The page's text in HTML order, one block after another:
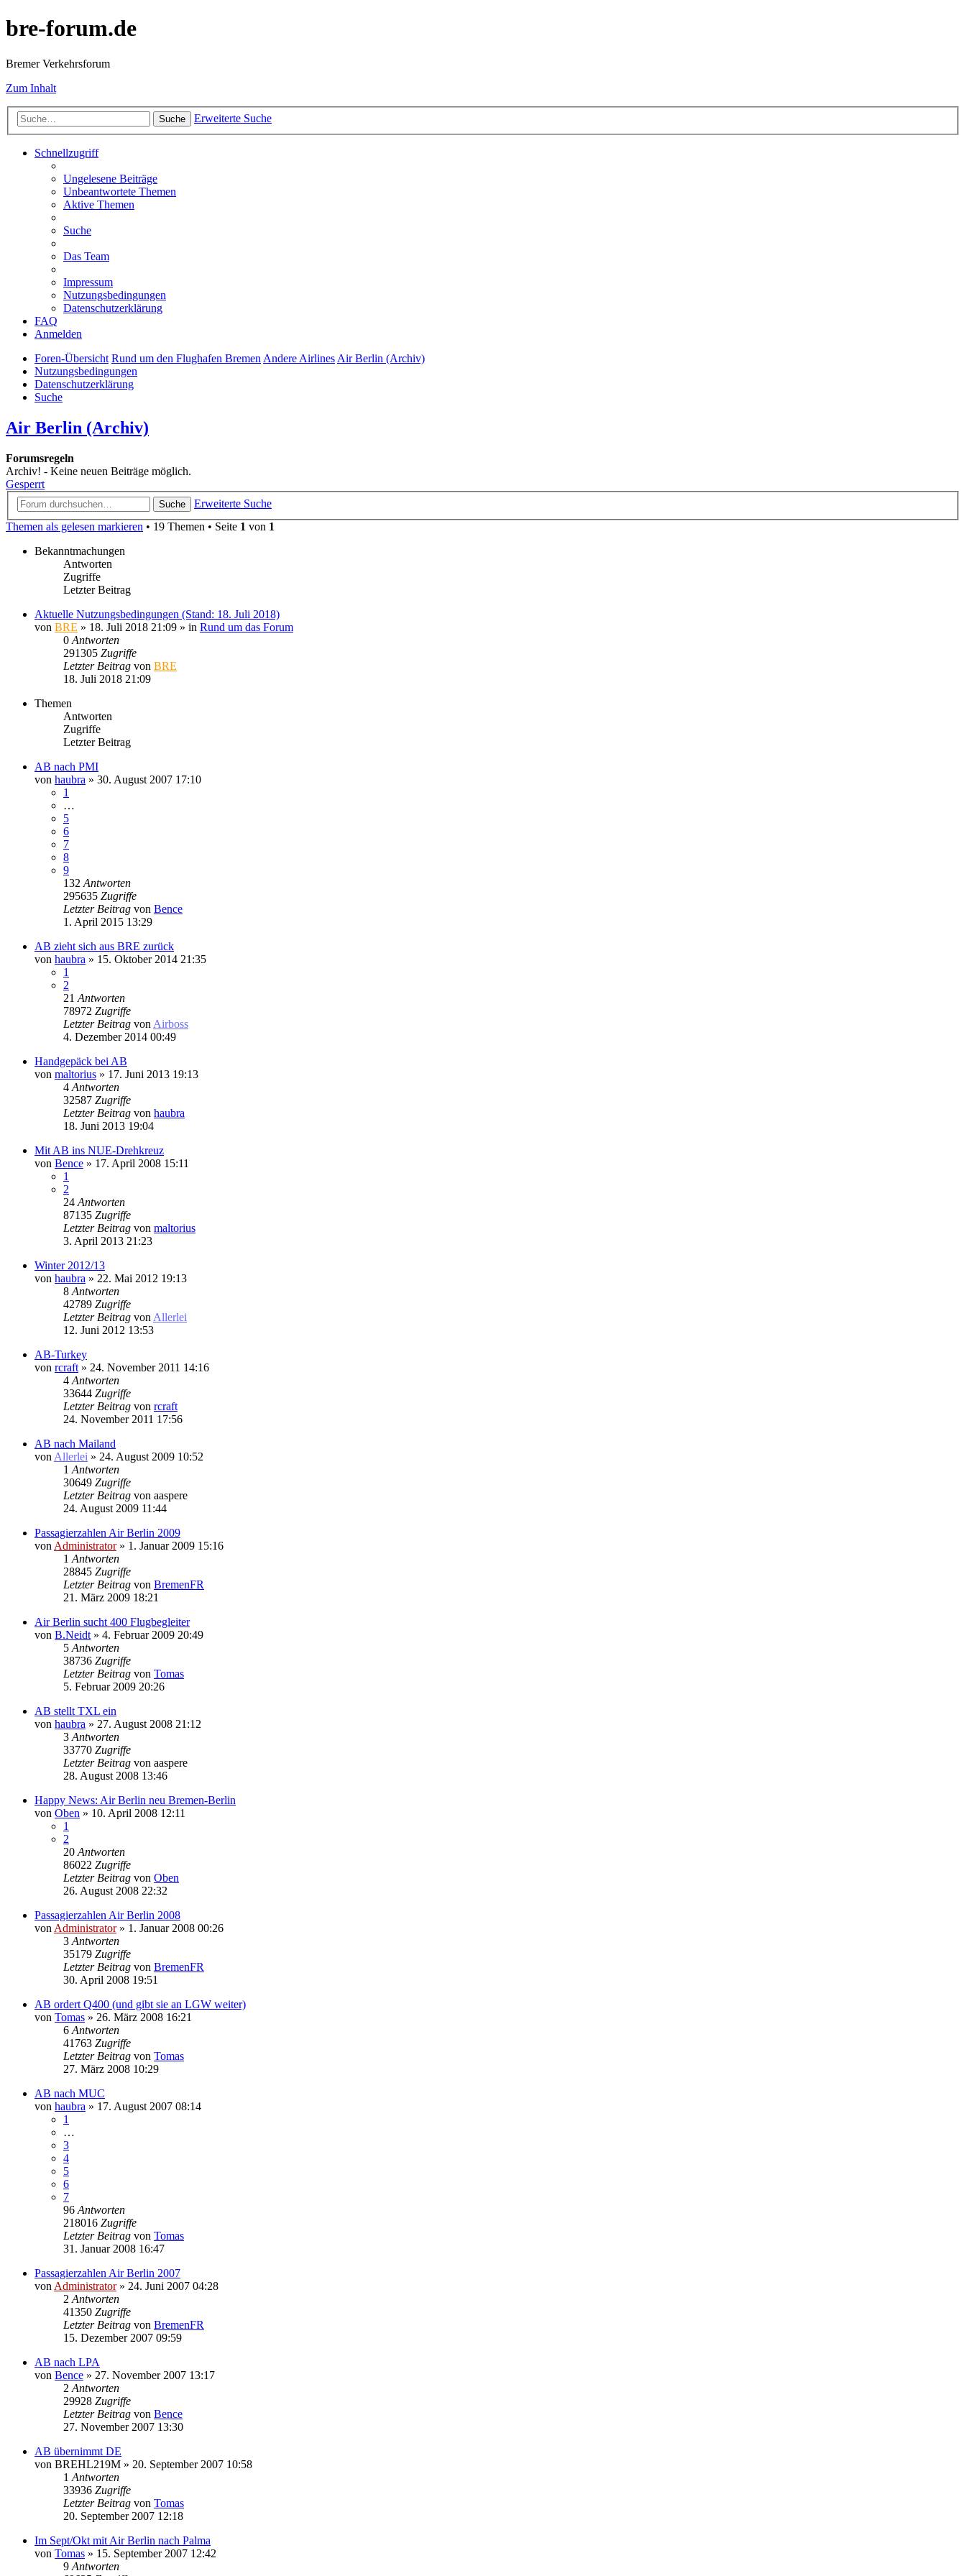
bre-forum.de
Bremer Verkehrsforum
Zum Inhalt
Suche Erweiterte Suche
Schnellzugriff
Ungelesene Beiträge
Unbeantwortete Themen
Aktive Themen
Suche
Das Team
Impressum
Nutzungsbedingungen
Datenschutzerklärung
FAQ
Anmelden
Foren-Übersicht Rund um den Flughafen BremenAndere AirlinesAir Berlin (Archiv)
Nutzungsbedingungen
Datenschutzerklärung
Suche
Air Berlin (Archiv)
Forumsregeln
Archiv! - Keine neuen Beiträge möglich.
Gesperrt
Suche
Erweiterte Suche
Themen als gelesen markieren • 19 Themen • Seite 1 von 1
Bekanntmachungen
Antworten
Zugriffe
Letzter Beitrag
Aktuelle Nutzungsbedingungen (Stand: 18. Juli 2018)
von BRE » 18. Juli 2018 21:09 » in Rund um das Forum
0 Antworten
291305 Zugriffe
Letzter Beitrag von BRE
18. Juli 2018 21:09
Themen
Antworten
Zugriffe
Letzter Beitrag
AB nach PMI
von haubra » 30. August 2007 17:10
1
…
5
6
7
8
9
132 Antworten
295635 Zugriffe
Letzter Beitrag von Bence
1. April 2015 13:29
AB zieht sich aus BRE zurück
von haubra » 15. Oktober 2014 21:35
1
2
21 Antworten
78972 Zugriffe
Letzter Beitrag von Airboss
4. Dezember 2014 00:49
Handgepäck bei AB
von maltorius » 17. Juni 2013 19:13
4 Antworten
32587 Zugriffe
Letzter Beitrag von haubra
18. Juni 2013 19:04
Mit AB ins NUE-Drehkreuz
von Bence » 17. April 2008 15:11
1
2
24 Antworten
87135 Zugriffe
Letzter Beitrag von maltorius
3. April 2013 21:23
Winter 2012/13
von haubra » 22. Mai 2012 19:13
8 Antworten
42789 Zugriffe
Letzter Beitrag von Allerlei
12. Juni 2012 13:53
AB-Turkey
von rcraft » 24. November 2011 14:16
4 Antworten
33644 Zugriffe
Letzter Beitrag von rcraft
24. November 2011 17:56
AB nach Mailand
von Allerlei » 24. August 2009 10:52
1 Antworten
30649 Zugriffe
Letzter Beitrag von aaspere
24. August 2009 11:44
Passagierzahlen Air Berlin 2009
von Administrator» 1. Januar 2009 15:16
1 Antworten
28845 Zugriffe
Letzter Beitrag von BremenFR
21. März 2009 18:21
Air Berlin sucht 400 Flugbegleiter
von B.Neidt » 4. Februar 2009 20:49
5 Antworten
38736 Zugriffe
Letzter Beitrag von Tomas
5. Februar 2009 20:26
AB stellt TXL ein
von haubra » 27. August 2008 21:12
3 Antworten
33770 Zugriffe
Letzter Beitrag von aaspere
28. August 2008 13:46
Happy News: Air Berlin neu Bremen-Berlin
von Oben » 10. April 2008 12:11
1
2
20 Antworten
86022 Zugriffe
Letzter Beitrag von Oben
26. August 2008 22:32
Passagierzahlen Air Berlin 2008
von Administrator» 1. Januar 2008 00:26
3 Antworten
35179 Zugriffe
Letzter Beitrag von BremenFR
30. April 2008 19:51
AB ordert Q400 (und gibt sie an LGW weiter)
von Tomas » 26. März 2008 16:21
6 Antworten
41763 Zugriffe
Letzter Beitrag von Tomas
27. März 2008 10:29
AB nach MUC
von haubra » 17. August 2007 08:14
1
…
3
4
5
6
7
96 Antworten
218016 Zugriffe
Letzter Beitrag von Tomas
31. Januar 2008 16:47
Passagierzahlen Air Berlin 2007
von Administrator» 24. Juni 2007 04:28
2 Antworten
41350 Zugriffe
Letzter Beitrag von BremenFR
15. Dezember 2007 09:59
AB nach LPA
von Bence » 27. November 2007 13:17
2 Antworten
29928 Zugriffe
Letzter Beitrag von Bence
27. November 2007 13:30
AB übernimmt DE
von BREHL219M » 20. September 2007 10:58
1 Antworten
33936 Zugriffe
Letzter Beitrag von Tomas
20. September 2007 12:18
Im Sept/Okt mit Air Berlin nach Palma
von Tomas » 15. September 2007 12:42
9 Antworten